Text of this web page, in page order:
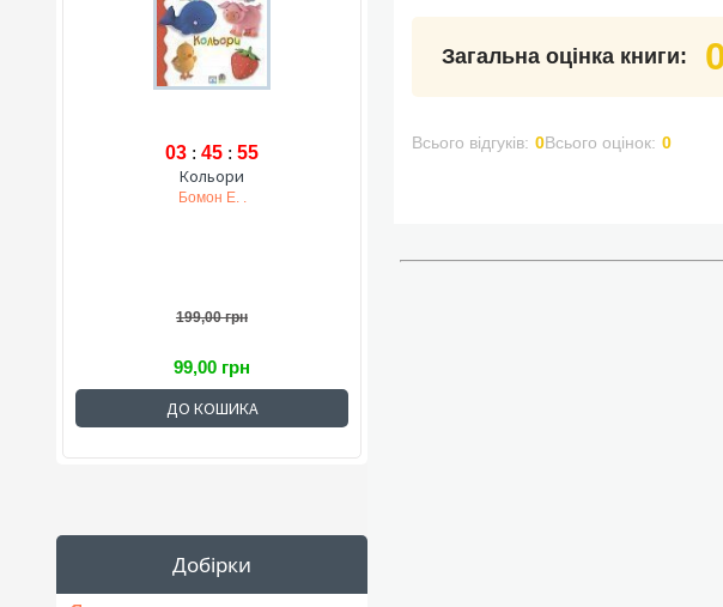
03 : 45 : 54
Кольори
Бомон Е. .
199,00 грн
99,00 грн
ДО КОШИКА
Добірки
Загальна оцінка книги:
Всього відгуків: 0Всього оцінок: 0